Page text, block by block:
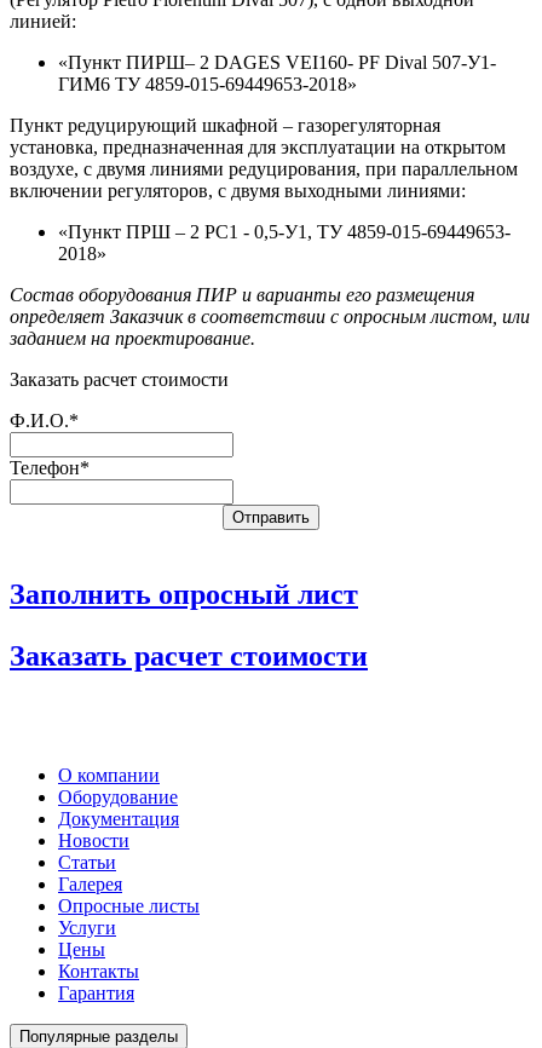
линией:
«Пункт ПИРШ– 2 DAGES VEI160- PF Dival 507-У1-
ГИМ6 ТУ 4859-015-69449653-2018»
Пункт редуцирующий шкафной – газорегуляторная
установка, предназначенная для эксплуатации на открытом
воздухе, с двумя линиями редуцирования, при параллельном
включении регуляторов, с двумя выходными линиями:
«Пункт ПРШ – 2 РС1 - 0,5-У1, ТУ 4859-015-69449653-
2018»
Состав оборудования ПИР и варианты его размещения
определяет Заказчик в соответствии с опросным листом, или
заданием на проектирование.
Заказать расчет стоимости
Ф.И.О.*
Телефон*
Заполнить опросный лист
Заказать расчет стоимости
О компании
Оборудование
Документация
Новости
Статьи
Галерея
Опросные листы
Услуги
Цены
Контакты
Гарантия
Популярные разделы